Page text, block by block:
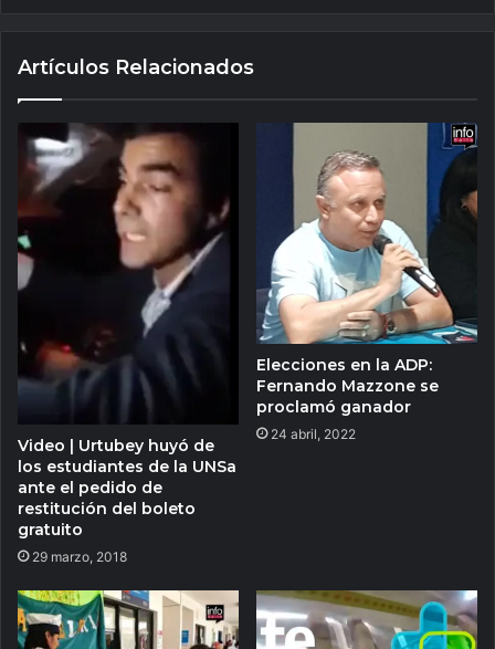
Artículos Relacionados
Video | Urtubey huyó de
los estudiantes de la UNSa
ante el pedido de
restitución del boleto
gratuito
29 marzo, 2018
Elecciones en la ADP:
Fernando Mazzone se
proclamó ganador
24 abril, 2022